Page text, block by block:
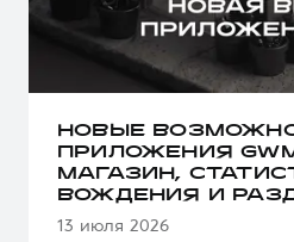
НОВЫЕ
ПРИЛОЖЕНИЯ
МАГАЗИН,
ВОЖДЕНИЯ И
13 июля 2026